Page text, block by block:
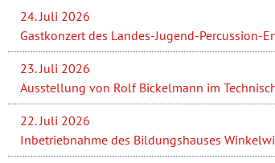
24. Juli 2026
Gastkonzert des Landes-Jugend-Percussion-
23. Juli 2026
Ausstellung von Rolf Bickelmann im
22. Juli 2026
Inbetriebnahme des Bildungshauses